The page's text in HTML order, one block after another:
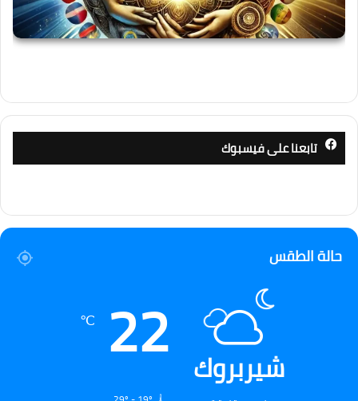
تابعنا على فيسبوك
حالة الطقس
شيربروك 22
℃